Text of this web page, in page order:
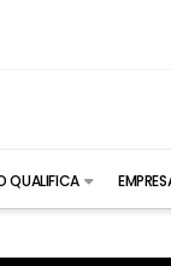
QUALIFICA